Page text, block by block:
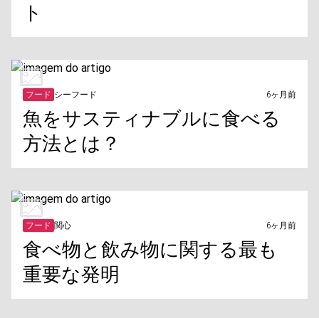
ト
フード シーフード 6ヶ月前
魚をサスティナブルに食べる
方法とは？
フード 関心 6ヶ月前
食べ物と飲み物に関する最も
重要な発明